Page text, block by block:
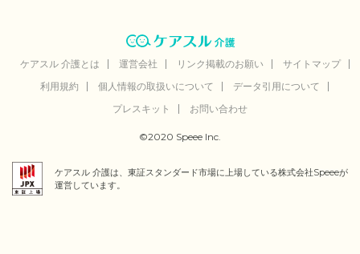
ケアスル 介護とは 運営会社 リンク掲載のお願い
サイトマップ
利用規約
個人情報の取扱いについて
データ引用について
プレスキット
お問い合わせ
©2020 Speee Inc.
ケアスル 介護は、東証スタンダード市場に上場している株式会社Speeeが
運営しています。